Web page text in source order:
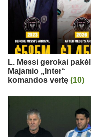
L. Messi gerokai
Majamio „Inter“
komandos vertę (10)